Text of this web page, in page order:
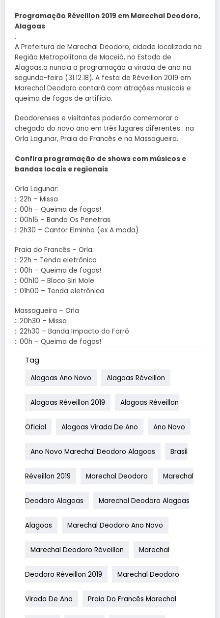
Programação Réveillon 2019 em Marechal Deodoro,
Alagoas
.
A Prefeitura de Marechal Deodoro, cidade localizada na
Região Metropolitana de Maceió, no Estado de
Alagoas,a nuncia a programação a virada de ano na
segunda-feira (31.12.18). A festa de Réveillon 2019 em
Marechal Deodoro contará com atrações musicais e
queima de fogos de artifício.
Deodorenses e visitantes poderão comemorar a
chegada do novo ano em três lugares diferentes : na
Orla Lagunar, Praia do Francês e na Massagueira.
Confira programação de shows com músicos e
bandas locais e regionais
Orla Lagunar:
:: 22h – Missa
:: 00h – Queima de fogos!
:: 00h15 – Banda Os Penetras
:: 2h30 – Cantor Elminho (ex A moda)
Praia do Francês – Orla:
:: 22h – Tenda eletrônica
:: 00h – Queima de fogos!
:: 00h10 – Bloco Siri Mole
:: 01h00 – Tenda eletrônica
Massagueira – Orla
:: 20h30 – Missa
:: 22h30 – Banda Impacto do Forró
:: 00h – Queima de fogos!
Tag
Alagoas Ano Novo Alagoas Réveillon
Alagoas Réveillon 2019 Alagoas Réveillon
Oficial Alagoas Virada De Ano Ano Novo
Ano Novo Marechal Deodoro Alagoas Brasil
Réveillon 2019 Marechal Deodoro Marechal
Deodoro Alagoas Marechal Deodoro Alagoas
Alagoas Marechal Deodoro Ano Novo
Marechal Deodoro Réveillon Marechal
Deodoro Réveillon 2019 Marechal Deodoro
Virada De Ano Praia Do Francês Marechal